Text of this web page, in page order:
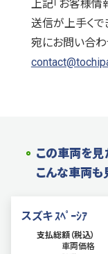
上記「お客様情
送信が上手くで
宛にお問い合わ
この車両を見
こんな車両も
スズキ ｽﾍﾟｰｼｱ
支払総額（税込）
車両価格